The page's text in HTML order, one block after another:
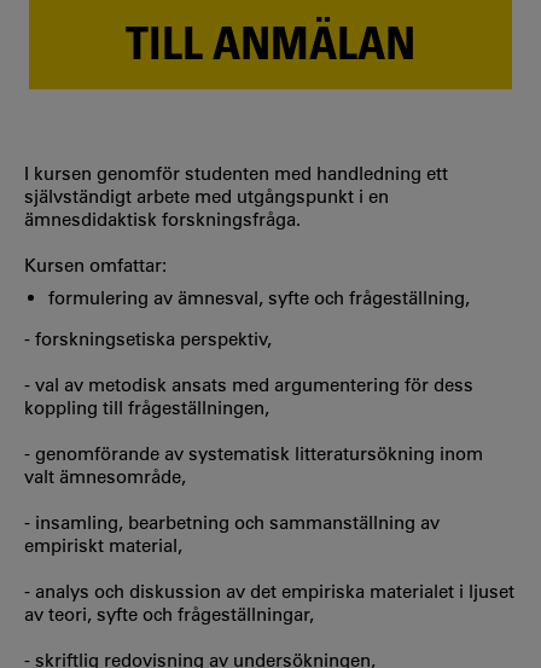
TILL ANMÄLAN
I kursen genomför studenten med handledning ett
självständigt arbete med utgångspunkt i en
ämnesdidaktisk forskningsfråga.
Kursen omfattar:
formulering av ämnesval, syfte och frågeställning,
- forskningsetiska perspektiv,
- val av metodisk ansats med argumentering för dess
koppling till frågeställningen,
- genomförande av systematisk litteratursökning inom
valt ämnesområde,
- insamling, bearbetning och sammanställning av
empiriskt material,
- analys och diskussion av det empiriska materialet i ljuset
av teori, syfte och frågeställningar,
- skriftlig redovisning av undersökningen,